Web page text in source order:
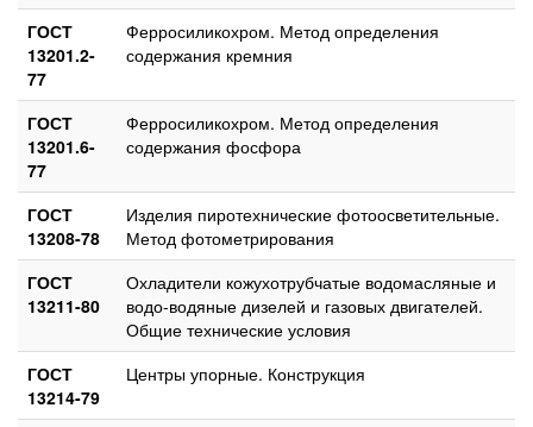
ГОСТ
13201.2-
77
Ферросиликохром. Метод определения
содержания кремния
ГОСТ
13201.6-
77
Ферросиликохром. Метод определения
содержания фосфора
ГОСТ
13208-78
Изделия пиротехнические фотоосветительные.
Метод фотометрирования
ГОСТ
13211-80
Охладители кожухотрубчатые водомасляные и
водо-водяные дизелей и газовых двигателей.
Общие технические условия
ГОСТ
13214-79
Центры упорные. Конструкция